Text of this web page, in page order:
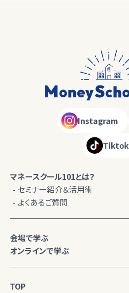
Instagram
Tiktok
マネースクール101とは？
セミナー紹介＆活用術
よくあるご質問
会場で学ぶ
オンラインで学ぶ
TOP